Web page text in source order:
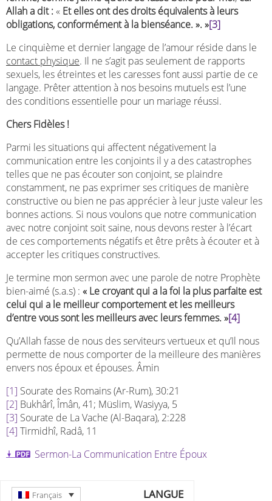
Allah a dit :« Et elles ont des droits équivalents à leurs
obligations, conformément à la bienséance. ». »[3]
Le cinquième et dernier langage de l’amour réside dans le
contact physique. Il ne s’agit pas seulement de rapports
sexuels, les étreintes et les caresses font aussi partie de ce
langage. Prêter attention à nos besoins mutuels est l’une
des conditions essentielle pour un mariage réussi.
Chers Fidèles !
Parmi les situations qui affectent négativement la
communication entre les conjoints il y a des catastrophes
telles que ne pas écouter son conjoint, se plaindre
constamment, ne pas exprimer ses critiques de manière
constructive ou bien ne pas apprécier à leur juste valeur les
bonnes actions. Si nous voulons que notre communication
avec notre conjoint soit saine, nous devons rester à l’écart
de ces comportements négatifs et être prêts à écouter et à
accepter les critiques constructives.
Je termine mon sermon avec une parole de notre Prophète
bien-aimé (s.a.s) : « Le croyant qui a la foi la plus parfaite est
celui qui a le meilleur comportement et les meilleurs
d’entre vous sont les meilleurs avec leurs femmes. »[4]
Qu’Allah fasse de nous des serviteurs vertueux et qu’Il nous
permette de nous comporter de la meilleure des manières
envers nos époux et épouses. Âmin
[1] Sourate des Romains (Ar-Rum), 30:21
[2] Bukhârî, Îmân, 41; Müslim, Wasiyya, 5
[3] Sourate de La Vache (Al-Baqara), 2:228
[4] Tirmidhî, Radâ, 11
Sermon-La Communication Entre Époux
LANGUE
Français